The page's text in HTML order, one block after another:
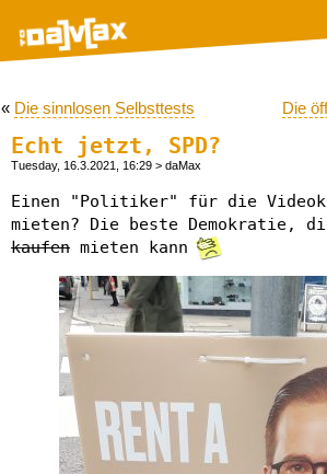
« Die sinnlosen Selbsttests Die
Echt jetzt, SPD?
Tuesday, 16.3.2021, 16:29 > daMax
Einen "Politiker" für die
mieten? Die beste Demokratie,
kaufen mieten kann